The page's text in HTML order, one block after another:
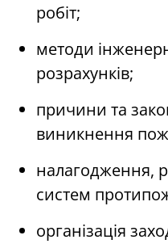
робіт;
методи
розрахунків;
причини та
виникнення
налагодження,
систем
організація